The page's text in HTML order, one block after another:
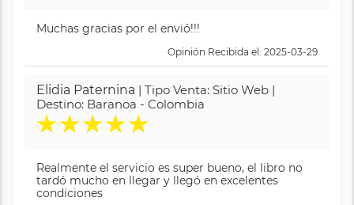
Muchas gracias por el envió!!!
Opinión Recibida el: 2025-03-29
Elidia Paternina | Tipo Venta: Sitio Web |
Destino: Baranoa - Colombia
★★★★★
Realmente el servicio es super bueno, el libro no
tardó mucho en llegar y llegó en excelentes
condiciones